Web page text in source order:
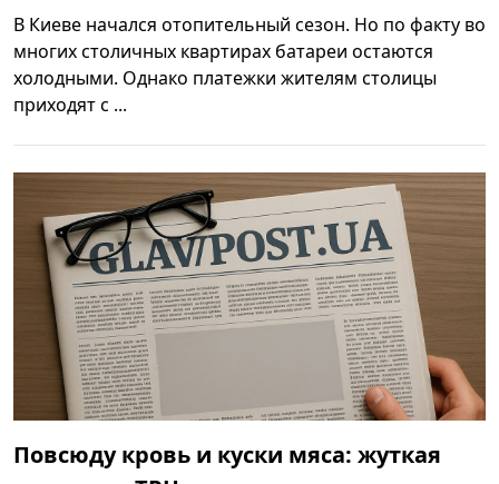
В Киеве начался отопительный сезон. Но по факту во
многих столичных квартирах батареи остаются
холодными. Однако платежки жителям столицы
приходят с ...
Повсюду кровь и куски мяса: жуткая